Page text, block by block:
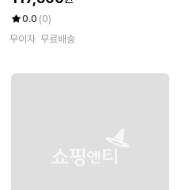
0.0 (0)
무이자 무료배송